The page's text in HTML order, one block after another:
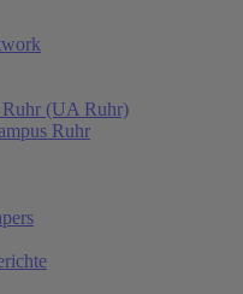
Ruhr (UA Ruhr)
Ruhr